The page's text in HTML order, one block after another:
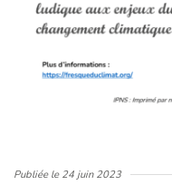
Publiée le24 juin 2023